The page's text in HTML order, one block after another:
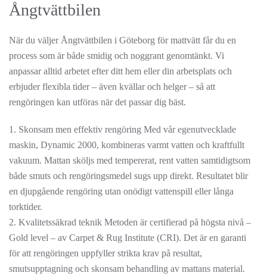
Ångtvättbilen
När du väljer Ångtvättbilen i Göteborg för mattvätt får du en
process som är både smidig och noggrant genomtänkt. Vi
anpassar alltid arbetet efter ditt hem eller din arbetsplats och
erbjuder flexibla tider – även kvällar och helger – så att
rengöringen kan utföras när det passar dig bäst.
1. Skonsam men effektiv rengöring Med vår egenutvecklade
maskin, Dynamic 2000, kombineras varmt vatten och kraftfullt
vakuum. Mattan sköljs med tempererat, rent vatten samtidigtsom
både smuts och rengöringsmedel sugs upp direkt. Resultatet blir
en djupgående rengöring utan onödigt vattenspill eller långa
torktider.
2. Kvalitetssäkrad teknik Metoden är certifierad på högsta nivå –
Gold level – av Carpet & Rug Institute (CRI). Det är en garanti
för att rengöringen uppfyller strikta krav på resultat,
smutsupptagning och skonsam behandling av mattans material.